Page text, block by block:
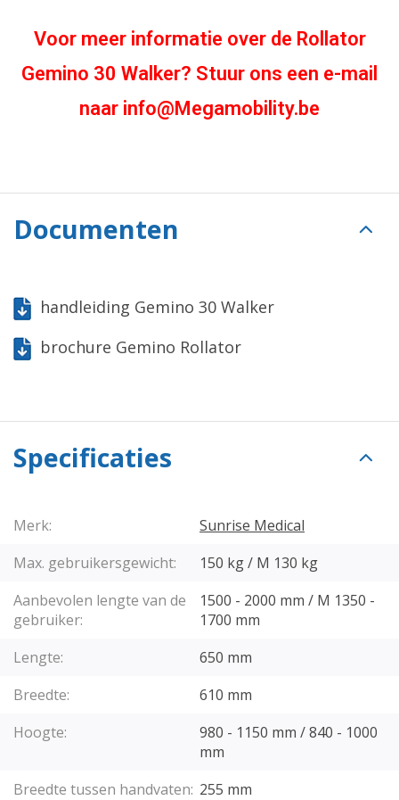
Voor meer informatie over de Rollator
Gemino 30 Walker? Stuur ons een e-mail
naar info@Megamobility.be
Documenten
handleiding Gemino 30 Walker
brochure Gemino Rollator
Specificaties
Merk:
Sunrise Medical
Max. gebruikersgewicht:
150 kg / M 130 kg
Aanbevolen lengte van de
gebruiker:
1500 - 2000 mm / M 1350 -
1700 mm
Lengte:
650 mm
Breedte:
610 mm
Hoogte:
980 - 1150 mm / 840 - 1000
mm
Breedte tussen handvaten: 255 mm